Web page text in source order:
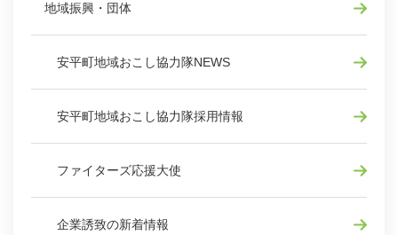
地域振興・団体
安平町地域おこし協力隊NEWS
安平町地域おこし協力隊採用情報
ファイターズ応援大使
企業誘致の新着情報